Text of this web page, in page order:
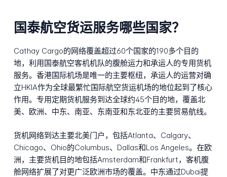
国泰航空货运服务哪些国家？
Cathay Cargo的网络覆盖超过60个国家的190多个目的
地，利用国泰航空客机机队的腹舱运力和承运人的专用货机
服务。香港国际机场是唯一的主要枢纽，承运人的运营对确
立HKIA作为全球最繁忙国际航空货运机场的地位起到了核心
作用。专用定期货机服务到达全球约45个目的地，覆盖北
美、欧洲、中东、南亚、东南亚和东北亚的主要贸易航线。
货机网络到达主要北美门户，包括Atlanta、Calgary、
Chicago、Ohio的Columbus、Dallas和Los Angeles。在欧
洲，主要货机目的地包括Amsterdam和Frankfurt，客机腹
舱网络扩展了对更广泛欧洲市场的覆盖。中东通过Dubai提